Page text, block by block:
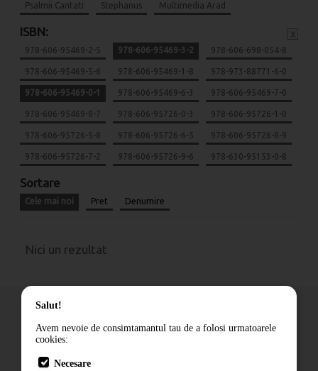
Psalmii Cantati Stephanus Multimedia Arad
ISBN:
978-606-95469-2-5 978-606-95469-3-2 978-606-698-054-8
978-606-95469-5-6 978-606-95469-1-8 978-973-88771-6-0
978-606-95469-0-1 978-606-95469-6-3 978-606-95469-7-0
978-606-95469-8-7 978-606-95726-0-3 978-606-95726-1-0
978-606-95726-5-8 978-606-95726-6-5 978-606-95726-8-9
978-606-95726-7-2 978-606-95726-9-6 978-630-95153-0-8
Sortare
Cele mai noi Pret Denumire
Nici un rezultat
Cum comand
Livrare
Salut!
Avem nevoie de consimtamantul tau de a folosi urmatoarele
cookies:
Necesare